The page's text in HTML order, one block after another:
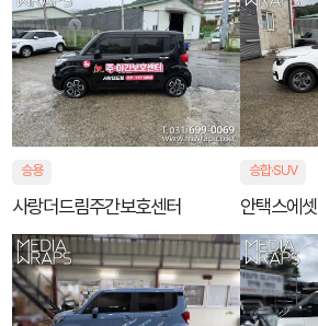
승용
사랑더드림주간보호센터
승합·SUV
안택스에셋